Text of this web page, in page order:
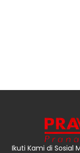
Ikuti Kami di Sosial